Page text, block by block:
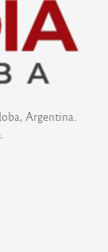
Argentina.